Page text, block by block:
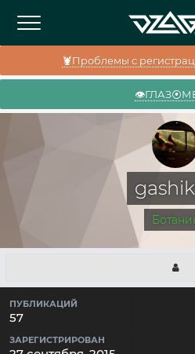
🦞Проблемы с
ПУБЛИКАЦИЙ
57
ЗАРЕГИСТРИРОВАН